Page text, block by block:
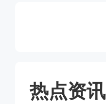
热点资讯